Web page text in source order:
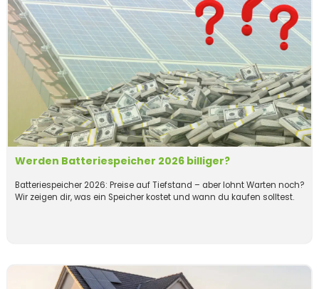
Werden Batteriespeicher 2026 billiger?
Batteriespeicher 2026: Preise auf Tiefstand – aber lohnt Warten noch?
Wir zeigen dir, was ein Speicher kostet und wann du kaufen solltest.